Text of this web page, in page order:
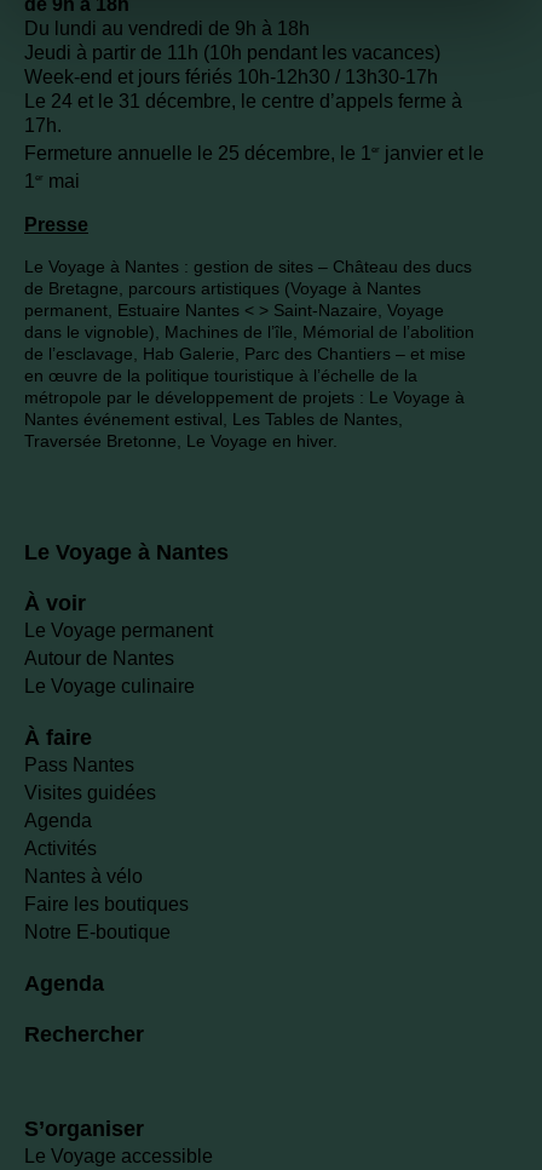
de 9h à 18h
Du lundi au vendredi de 9h à 18h
Jeudi à partir de 11h (10h pendant les vacances)
Week-end et jours fériés 10h-12h30 / 13h30-17h
Le 24 et le 31 décembre, le centre d’appels ferme à
17h.
Fermeture annuelle le 25 décembre, le 1er
janvier et le
1er mai
Presse
Le Voyage à Nantes : gestion de sites – Château des ducs
de Bretagne, parcours artistiques (Voyage à Nantes
permanent, Estuaire Nantes < > Saint-Nazaire, Voyage
dans le vignoble), Machines de l’île, Mémorial de l’abolition
de l’esclavage, Hab Galerie, Parc des Chantiers – et mise
en œuvre de la politique touristique à l’échelle de la
métropole par le développement de projets : Le Voyage à
Nantes événement estival, Les Tables de Nantes,
Traversée Bretonne, Le Voyage en hiver.
Le Voyage à Nantes
À voir
Le Voyage permanent
Autour de Nantes
Le Voyage culinaire
À faire
Pass Nantes
Visites guidées
Agenda
Activités
Nantes à vélo
Faire les boutiques
Notre E-boutique
Agenda
Rechercher
S’organiser
Le Voyage accessible